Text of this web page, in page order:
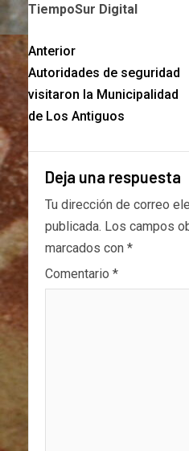
TiempoSur Digital
Anterior
Autoridades de seguridad
visitaron la Municipalidad
de Los Antiguos
Deja una respuesta
Tu dirección de correo
publicada. Los campos
marcados con *
Comentario *